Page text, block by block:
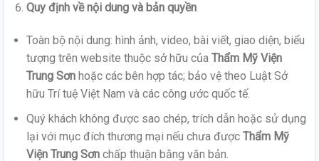
Quy định về nội dung và bản quyền
Toàn bộ nội dung: hình ảnh, video, bài viết, giao diện, biểu
tượng trên website thuộc sở hữu của Thẩm Mỹ Viện
Trung Sơnhoặc các bên hợp tác; bảo vệ theo Luật Sở
hữu Trí tuệ Việt Nam và các công ước quốc tế.
Quý khách không được sao chép, trích dẫn hoặc sử dụng
lại với mục đích thương mại nếu chưa được Thẩm Mỹ
Viện Trung Sơnchấp thuận bằng văn bản.